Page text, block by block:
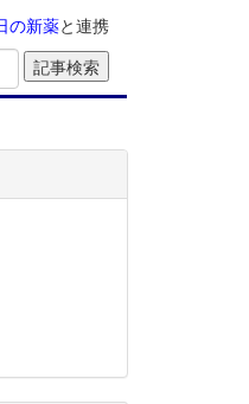
の新薬と連携